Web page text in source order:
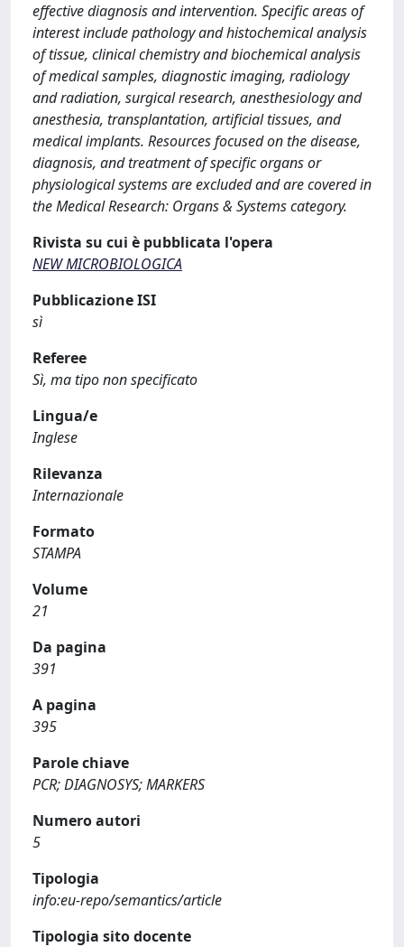
effective diagnosis and intervention. Specific areas of
interest include pathology and histochemical analysis
of tissue, clinical chemistry and biochemical analysis
of medical samples, diagnostic imaging, radiology
and radiation, surgical research, anesthesiology and
anesthesia, transplantation, artificial tissues, and
medical implants. Resources focused on the disease,
diagnosis, and treatment of specific organs or
physiological systems are excluded and are covered in
the Medical Research: Organs & Systems category.
Rivista su cui è pubblicata l'opera
NEW MICROBIOLOGICA
Pubblicazione ISI
sì
Referee
Sì, ma tipo non specificato
Lingua/e
Inglese
Rilevanza
Internazionale
Formato
STAMPA
Volume
21
Da pagina
391
A pagina
395
Parole chiave
PCR; DIAGNOSYS; MARKERS
Numero autori
5
Tipologia
info:eu-repo/semantics/article
Tipologia sito docente